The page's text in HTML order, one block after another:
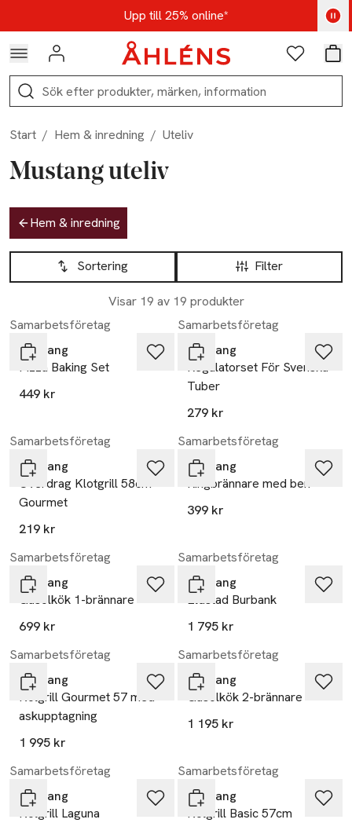
Hoppa till navigationsmenynUpp till 25% online*
Kod: AUG25 - Shoppa nu
Logga in Favoriter
Sök
Start / Hem & inredning / Uteliv
Mustang uteliv
Hoppa till produktsidan
Hem & inredning
Hoppa till produktsidan
Filter
Sortering
Visar 19 av 19 produkter
Lista över produkter
Samarbetsföretag
Mustang
Pizza Baking Set
449 kr
Samarbetsföretag
Mustang
Regulatorset För Svenska
Tuber
279 kr
Samarbetsföretag
Mustang
Överdrag Klotgrill 58cm
Gourmet
219 kr
Samarbetsföretag
Mustang
Ringbrännare med ben
399 kr
Samarbetsföretag
Mustang
Gasolkök 1-brännare
699 kr
Samarbetsföretag
Mustang
Eldstad Burbank
1 795 kr
Samarbetsföretag
Mustang
Kolgrill Gourmet 57 med
askupptagning
1 995 kr
Samarbetsföretag
Mustang
Gasolkök 2-brännare
1 195 kr
Samarbetsföretag
Mustang
Kolgrill Laguna
Samarbetsföretag
Mustang
Kolgrill Basic 57cm